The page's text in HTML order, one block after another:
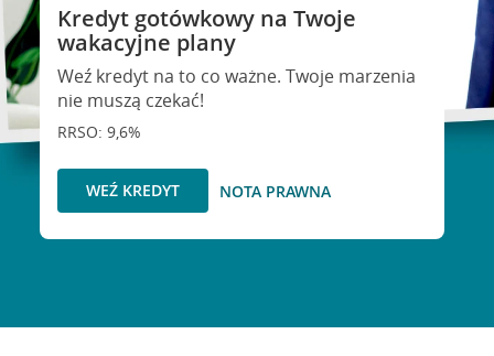
Kredyt gotówkowy na Twoje
wakacyjne plany
Weź kredyt na to co ważne. Twoje marzenia
nie muszą czekać!
RRSO: 9,6%
WEŹ KREDYT NOTA PRAWNA